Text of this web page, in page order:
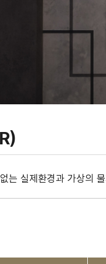
는 실제환경과 가상의